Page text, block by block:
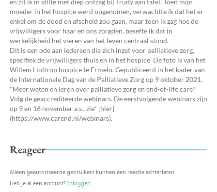
en zit ik in stilte met diep ontzag bij Trudy aan tafel. Toen mijn
moeder in het hospice werd opgenomen, verwachtte ik dat het er
enkel om de dood en afscheid zou gaan, maar toen ik zag hoe de
vrijwilligers voor haar en ons zorgden, besefte ik dat in
werkelijkheid het vieren van het leven centraal stond. -----------
Dit is een ode aan iedereen die zich inzet voor palliatieve zorg,
specifiek de vrijwilligers thuis en in het hospice. De foto is van het
Willem Holtrop hospice te Ermelo. Gepubliceerd in het kader van
de Internationale Dag van de Palliatieve Zorg op 9 oktober 2021.
*Meer weten en leren over palliatieve zorg en end-of-life care?
Volg de geaccrediteerde webinars. De eerstvolgende webinars zijn
op 9 en 16 november a.s., zie* [hier]
(https://www.carend.nl/webinars).
Reageer
Alleen geautoriseerde gebruikers kunnen een reactie achterlaten
Heb je al een account? Inloggen